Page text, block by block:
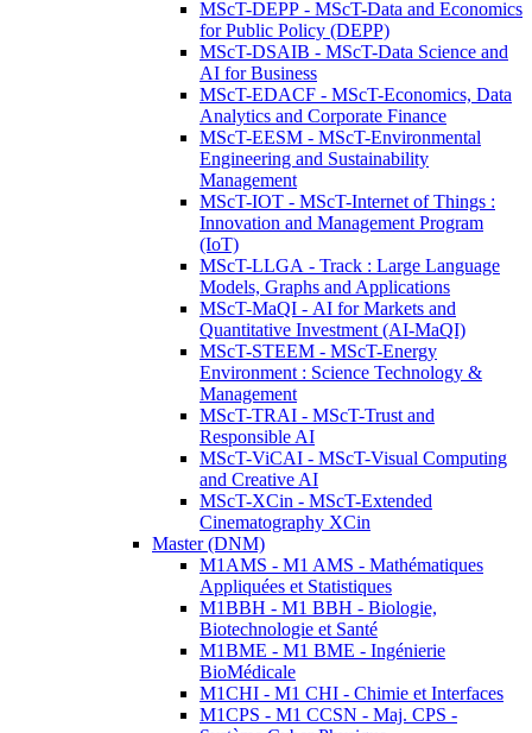
MScT-DEPP - MScT-Data and Economics
for Public Policy (DEPP)
MScT-DSAIB - MScT-Data Science and
AI for Business
MScT-EDACF - MScT-Economics, Data
Analytics and Corporate Finance
MScT-EESM - MScT-Environmental
Engineering and Sustainability
Management
MScT-IOT - MScT-Internet of Things :
Innovation and Management Program
(IoT)
MScT-LLGA - Track : Large Language
Models, Graphs and Applications
MScT-MaQI - AI for Markets and
Quantitative Investment (AI-MaQI)
MScT-STEEM - MScT-Energy
Environment : Science Technology &
Management
MScT-TRAI - MScT-Trust and
Responsible AI
MScT-ViCAI - MScT-Visual Computing
and Creative AI
MScT-XCin - MScT-Extended
Cinematography XCin
Master (DNM)
M1AMS - M1 AMS - Mathématiques
Appliquées et Statistiques
M1BBH - M1 BBH - Biologie,
Biotechnologie et Santé
M1BME - M1 BME - Ingénierie
BioMédicale
M1CHI - M1 CHI - Chimie et Interfaces
M1CPS - M1 CCSN - Maj. CPS -